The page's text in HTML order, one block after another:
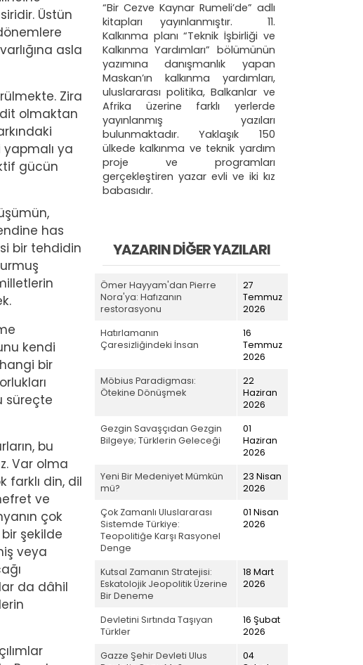
Üstün
asla
Zira
olmaktan
yapmalı ya
gücün
has
bir tehdidin
kendi
bir
süreçte
bu
Var olma
farklı din, dil
ve
çok
şekilde
veya
da dâhil
“Bir Cezve Kaynar Rumeli’de” adlı
kitapları yayınlanmıştır. 11.
Kalkınma planı “Teknik İşbirliği ve
Kalkınma Yardımları” bölümünün
yazımına danışmanlık yapan
Maskan’ın kalkınma yardımları,
uluslararası politika, Balkanlar ve
Afrika üzerine farklı yerlerde
yayınlanmış yazıları
bulunmaktadır. Yaklaşık 150
ülkede kalkınma ve teknik yardım
proje ve programları
gerçekleştiren yazar evli ve iki kız
babasıdır.
YAZARIN DIĞER YAZILARI
Ömer Hayyam'dan Pierre
Nora'ya: Hafızanın
restorasyonu
27
Temmuz
2026
Hatırlamanın
Çaresizliğindeki İnsan
16
Temmuz
2026
Möbius Paradigması:
Ötekine Dönüşmek
22
Haziran
2026
Gezgin Savaşçıdan Gezgin
Bilgeye; Türklerin Geleceği
01
Haziran
2026
Yeni Bir Medeniyet Mümkün
mü?
23 Nisan
2026
Çok Zamanlı Uluslararası
Sistemde Türkiye:
Teopolitiğe Karşı Rasyonel
Denge
01 Nisan
2026
Kutsal Zamanın Stratejisi:
Eskatolojik Jeopolitik Üzerine
Bir Deneme
18 Mart
2026
Devletini Sırtında Taşıyan
Türkler
16 Şubat
2026
Gazze Şehir Devleti Ulus
04